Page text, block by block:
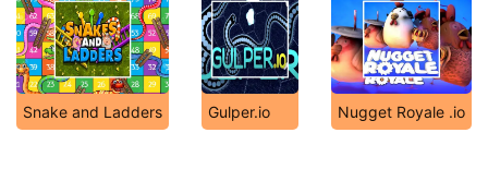
Snake and Ladders Gulper.io Nugget Royale .io